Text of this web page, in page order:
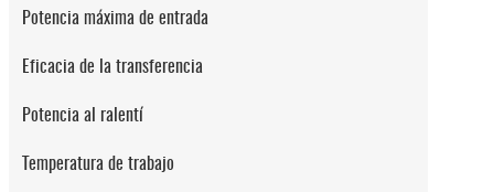
Potencia máxima de entrada
Eficacia de la transferencia
Potencia al ralentí
Temperatura de trabajo